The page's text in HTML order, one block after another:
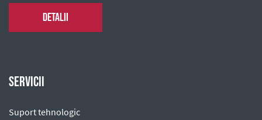
Detalii
Servicii
Suport tehnologic